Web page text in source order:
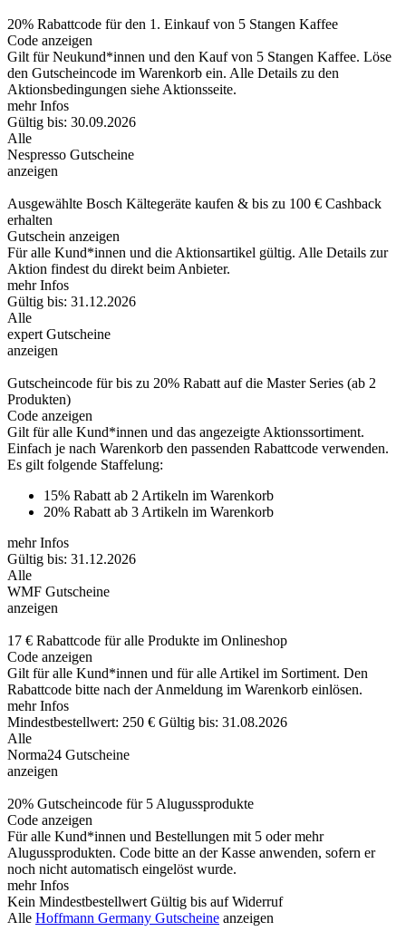
20% Rabattcode für den 1. Einkauf von 5 Stangen Kaffee
Code anzeigen
Gilt für Neukund*innen und den Kauf von 5 Stangen Kaffee. Löse
den Gutscheincode im Warenkorb ein. Alle Details zu den
Aktionsbedingungen siehe Aktionsseite.
mehr Infos
Gültig bis: 30.09.2026
Alle
Nespresso Gutscheine
anzeigen
Ausgewählte Bosch Kältegeräte kaufen & bis zu 100 € Cashback
erhalten
Gutschein anzeigen
Für alle Kund*innen und die Aktionsartikel gültig. Alle Details zur
Aktion findest du direkt beim Anbieter.
mehr Infos
Gültig bis: 31.12.2026
Alle
expert Gutscheine
anzeigen
Gutscheincode für bis zu 20% Rabatt auf die Master Series (ab 2
Produkten)
Code anzeigen
Gilt für alle Kund*innen und das angezeigte Aktionssortiment.
Einfach je nach Warenkorb den passenden Rabattcode verwenden.
Es gilt folgende Staffelung:
15% Rabatt ab 2 Artikeln im Warenkorb
20% Rabatt ab 3 Artikeln im Warenkorb
mehr Infos
Gültig bis: 31.12.2026
Alle
WMF Gutscheine
anzeigen
17 € Rabattcode für alle Produkte im Onlineshop
Code anzeigen
Gilt für alle Kund*innen und für alle Artikel im Sortiment. Den
Rabattcode bitte nach der Anmeldung im Warenkorb einlösen.
mehr Infos
Mindestbestellwert: 250 € Gültig bis: 31.08.2026
Alle
Norma24 Gutscheine
anzeigen
20% Gutscheincode für 5 Alugussprodukte
Code anzeigen
Für alle Kund*innen und Bestellungen mit 5 oder mehr
Alugussprodukten. Code bitte an der Kasse anwenden, sofern er
noch nicht automatisch eingelöst wurde.
mehr Infos
Kein Mindestbestellwert Gültig bis auf Widerruf
Alle Hoffmann Germany Gutscheine anzeigen